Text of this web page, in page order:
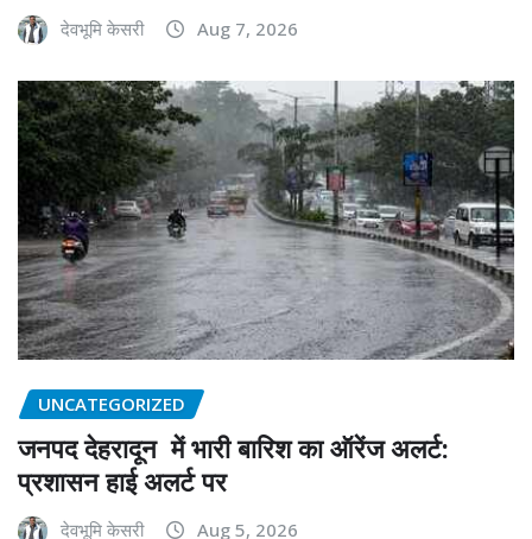
देवभूमि केसरी Aug 7, 2026
UNCATEGORIZED
जनपद देहरादून में भारी बारिश का ऑरेंज अलर्ट:
प्रशासन हाई अलर्ट पर
देवभूमि केसरी Aug 5, 2026